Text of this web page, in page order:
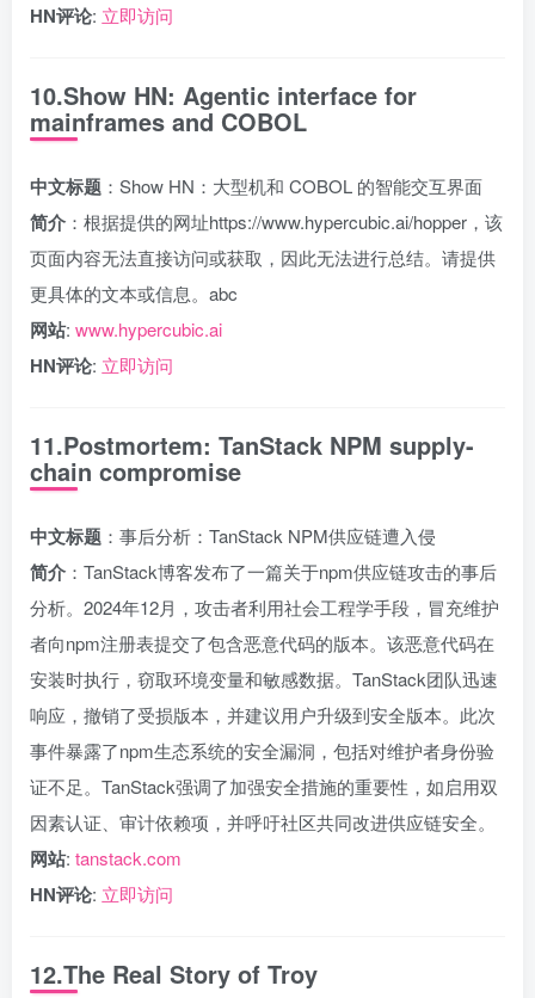
HN评论: 立即访问
10.Show HN: Agentic interface for
mainframes and COBOL
中文标题 ：Show HN：大型机和 COBOL 的智能交互界面
简介 ：根据提供的网址https://www.hypercubic.ai/hopper，该
页面内容无法直接访问或获取，因此无法进行总结。请提供
更具体的文本或信息。abc
网站: www.hypercubic.ai
HN评论: 立即访问
11.Postmortem: TanStack NPM supply-
chain compromise
中文标题 ：事后分析：TanStack NPM供应链遭入侵
简介 ：TanStack博客发布了一篇关于npm供应链攻击的事后
分析。2024年12月，攻击者利用社会工程学手段，冒充维护
者向npm注册表提交了包含恶意代码的版本。该恶意代码在
安装时执行，窃取环境变量和敏感数据。TanStack团队迅速
响应，撤销了受损版本，并建议用户升级到安全版本。此次
事件暴露了npm生态系统的安全漏洞，包括对维护者身份验
证不足。TanStack强调了加强安全措施的重要性，如启用双
因素认证、审计依赖项，并呼吁社区共同改进供应链安全。
网站: tanstack.com
HN评论: 立即访问
12.The Real Story of Troy